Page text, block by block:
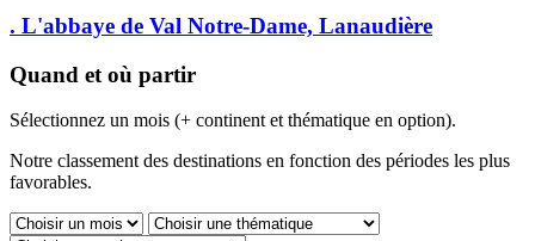
. L'abbaye de Val Notre-Dame, Lanaudière
Quand et où partir
Sélectionnez un mois (+ continent et thématique en option).
Notre classement des destinations en fonction des périodes les plus
favorables.